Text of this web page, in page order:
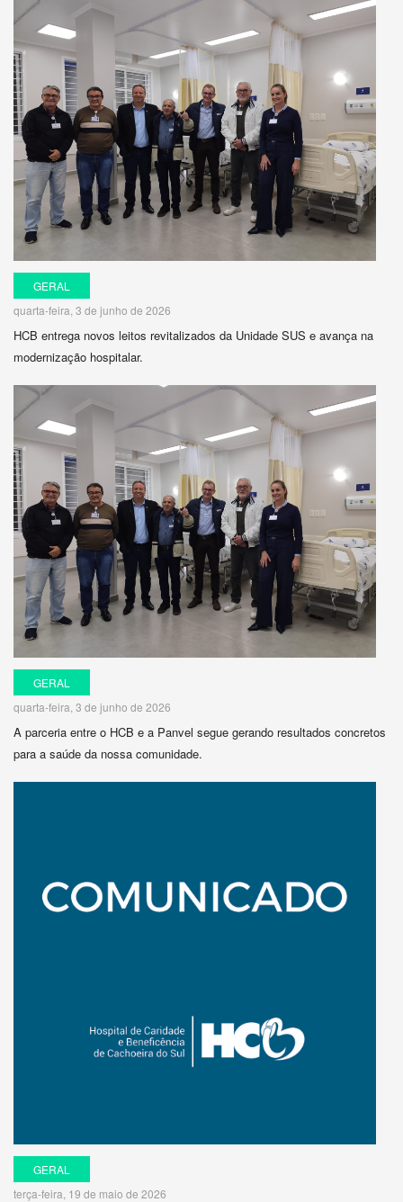
GERAL
quarta-feira, 3 de junho de 2026
HCB entrega novos leitos revitalizados da Unidade SUS e avança na
modernização hospitalar.
GERAL
quarta-feira, 3 de junho de 2026
A parceria entre o HCB e a Panvel segue gerando resultados concretos
para a saúde da nossa comunidade.
GERAL
terça-feira, 19 de maio de 2026